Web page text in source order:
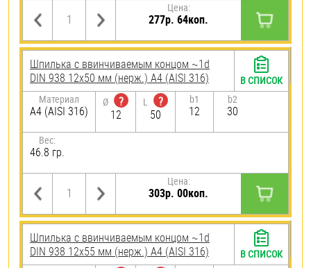
Цена:
277р. 64коп.
Шпилька c ввинчиваемым концом ~1d
DIN 938 12х50 мм (нерж.) A4 (AISI 316)
Материал
A4 (AISI 316)
Ø
?
12
L
?
50
b1
12
b2
30
Вес:
46.8 гр.
Цена:
303р. 00коп.
В СПИСОК
Шпилька c ввинчиваемым концом ~1d
DIN 938 12х55 мм (нерж.) A4 (AISI 316)
В СПИСОК